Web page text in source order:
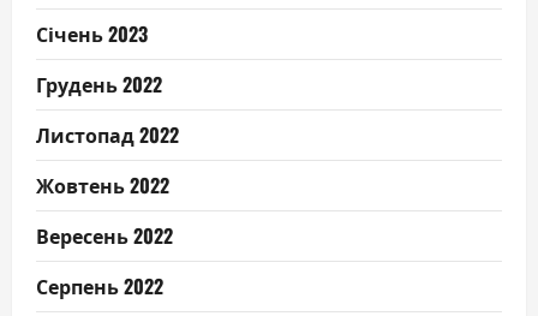
Січень 2023
Грудень 2022
Листопад 2022
Жовтень 2022
Вересень 2022
Серпень 2022